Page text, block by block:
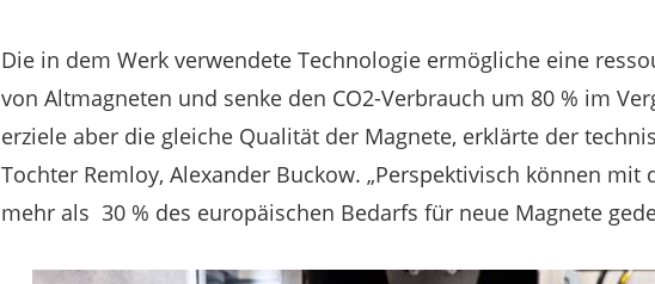
Die in dem Werk verwendete Technologie ermögliche eine
von Altmagneten und senke den CO2-Verbrauch um 80 % im
erziele aber die gleiche Qualität der Magnete, erklärte der
Tochter Remloy, Alexander Buckow. „Perspektivisch können mit
mehr als 30 % des europäischen Bedarfs für neue Magnete